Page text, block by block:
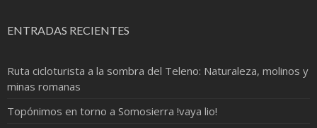
ENTRADAS RECIENTES
Ruta cicloturista a la sombra del Teleno: Naturaleza, molinos y
minas romanas
Topónimos en torno a Somosierra !vaya lio!